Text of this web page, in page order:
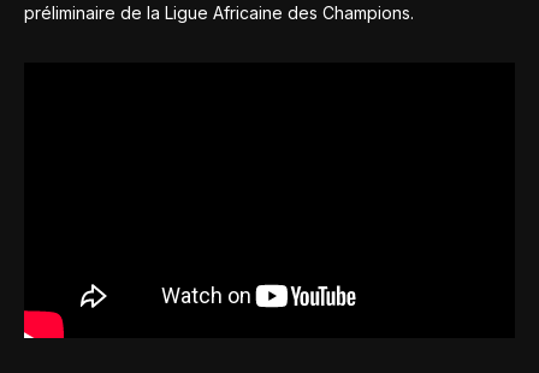
préliminaire de la Ligue Africaine des Champions.